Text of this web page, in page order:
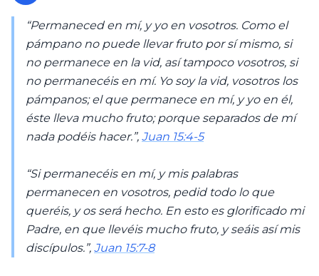
“Permaneced en mí, y yo en vosotros. Como el
pámpano no puede llevar fruto por sí mismo, si
no permanece en la vid, así tampoco vosotros, si
no permanecéis en mí. Yo soy la vid, vosotros los
pámpanos; el que permanece en mí, y yo en él,
éste lleva mucho fruto; porque separados de mí
nada podéis hacer.”, Juan 15:4-5
“Si permanecéis en mí, y mis palabras
permanecen en vosotros, pedid todo lo que
queréis, y os será hecho. En esto es glorificado mi
Padre, en que llevéis mucho fruto, y seáis así mis
discípulos.”, Juan 15:7-8